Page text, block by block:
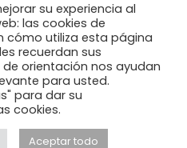
Trabajar
su experiencia al
las cookies de
cómo utiliza esta página
recuerdan sus
orientación nos ayudan
para usted.
para dar su
cookies.
Aceptar todo